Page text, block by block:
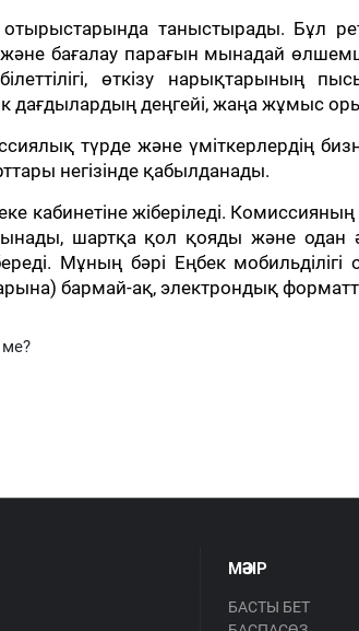
таныстырады. Бұл
бағалау парағын мынадай
өткізу нарықтарының
дағдылардың деңгейі, жаңа жұмыс
түрде және үміткерлердің
негізінде қабылданады.
кабинетіне жіберіледі.
шартқа қол қояды және одан
Мұның бәрі Еңбек мобильділігі
бармай-ақ, электрондық
МӘЗІР
БАСТЫ БЕТ